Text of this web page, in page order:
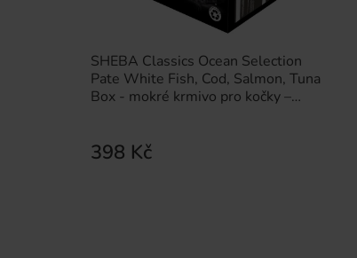
SHEBA Classics Ocean Selection
Pate White Fish, Cod, Salmon, Tuna
Box - mokré krmivo pro kočky –
398 Kč